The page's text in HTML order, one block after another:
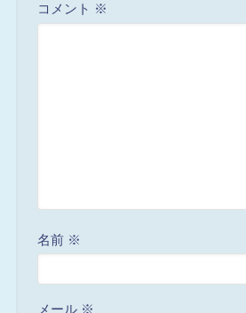
コメント ※
名前 ※
メール ※